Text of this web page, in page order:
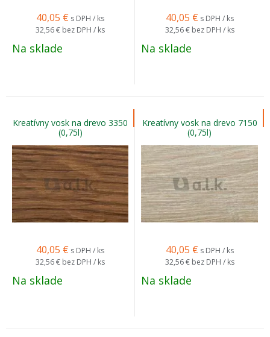
40,05 € s DPH / ks
32,56 € bez DPH / ks
Na sklade
40,05 € s DPH / ks
32,56 € bez DPH / ks
Na sklade
Kreatívny vosk na drevo 3350
(0,75l)
40,05 € s DPH / ks
32,56 € bez DPH / ks
Na sklade
Kreatívny vosk na drevo 7150
(0,75l)
40,05 € s DPH / ks
32,56 € bez DPH / ks
Na sklade